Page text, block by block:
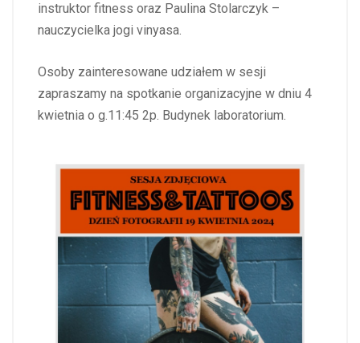
instruktor fitness oraz Paulina Stolarczyk –
nauczycielka jogi vinyasa.
Osoby zainteresowane udziałem w sesji
zapraszamy na spotkanie organizacyjne w dniu 4
kwietnia o g.11:45 2p. Budynek laboratorium.